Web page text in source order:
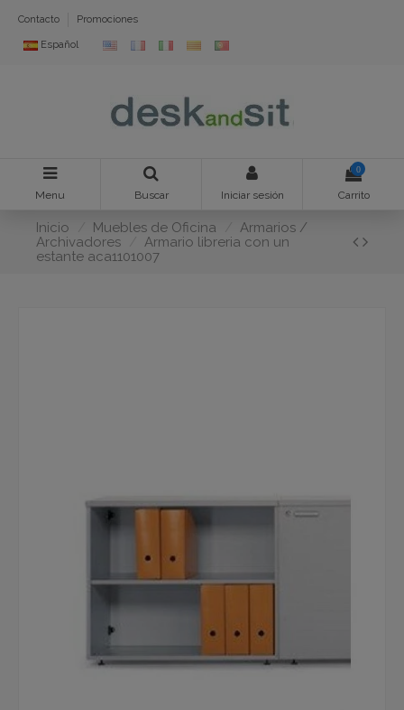
Contacto Promociones
Español
Menu Buscar Iniciar sesión
0
Carrito
Inicio Muebles de Oficina
Armarios /
Archivadores
Armario libreria con un
estante aca1101007